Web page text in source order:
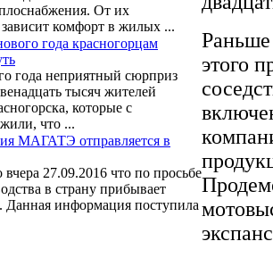
От их
комфорт в жилых ...
года красногорцам
года неприятный сюрприз
тысяч жителей
которые с
что ...
МАГАТЭ отправляется в
вчера 27.09.2016 что по просьбе
в страну прибывает
информация поступила
этого